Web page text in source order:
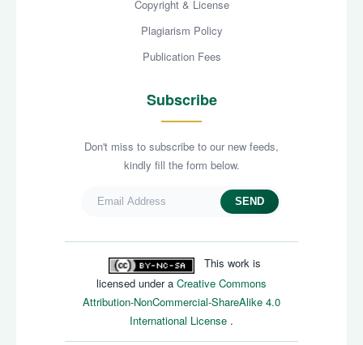
Copyright & License
Plagiarism Policy
Publication Fees
Subscribe
Don't miss to subscribe to our new feeds,
kindly fill the form below.
SEND
This work is
licensed under a Creative Commons
Attribution-NonCommercial-ShareAlike 4.0
International License .